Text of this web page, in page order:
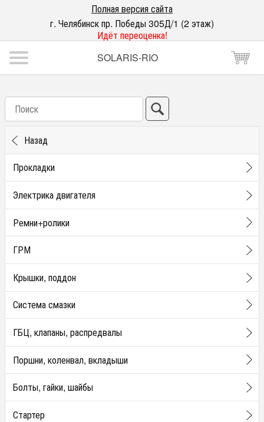
Полная версия сайта
г. Челябинск пр. Победы 305Д/1 (2 этаж)
Идёт переоценка!
SOLARIS-RIO
Назад
Прокладки
Электрика двигателя
Ремни+ролики
ГРМ
Крышки, поддон
Система смазки
ГБЦ, клапаны, распредвалы
Поршни, коленвал, вкладыши
Болты, гайки, шайбы
Стартер